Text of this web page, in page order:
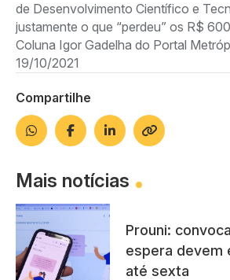
de Desenvolvimento Científico e
justamente o que “perdeu” os R$
Coluna Igor Gadelha do Portal
19/10/2021
Compartilhe
Mais notícias
Prouni:
espera devem
até sexta